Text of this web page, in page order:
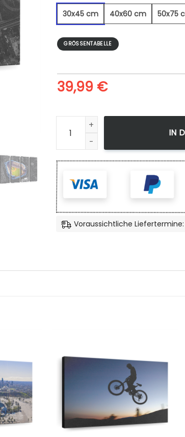
30x45 cm
40x60 cm 50x75
GRÖSSENTABELLE
39,99 €
Yankee Stadion - Leinwandbild
IN
Voraussichtliche Liefertermine: